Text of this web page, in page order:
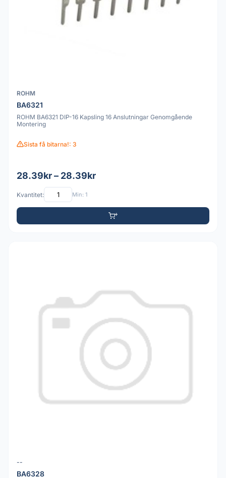
ROHM
BA6321
ROHM BA6321 DIP-16 Kapsling 16 Anslutningar Genomgående
Montering
Sista få bitarna!: 3
28.39kr – 28.39kr
Kvantitet: Min: 1
--
BA6328